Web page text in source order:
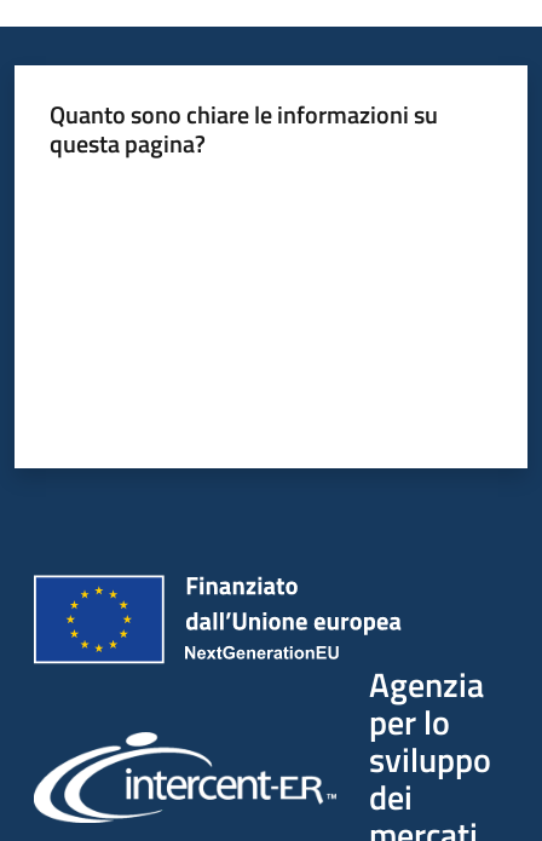
Quanto sono chiare le informazioni su
questa pagina?
Agenzia
per lo
sviluppo
dei